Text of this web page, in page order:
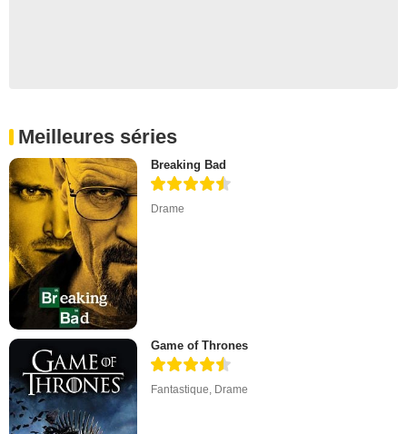
Meilleures séries
Breaking Bad
Drame
Game of Thrones
Fantastique Drame